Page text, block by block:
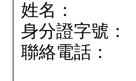
姓名：
身分證字號：
聯絡電話：